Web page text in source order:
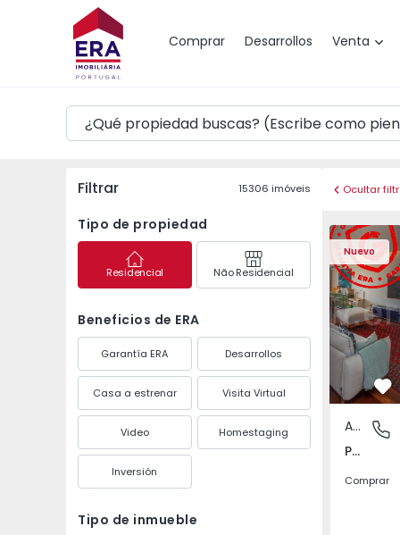
Comprar Desarrollos Venta
Mapa
Filtrar 15306 imóveis
Tipo de propiedad
Residencial Não Residencial
Beneficios de ERA
Garantía ERA Desarrollos
Casa a estrenar Visita Virtual
Video Homestaging
Inversión
Tipo de inmueble
Ocultar
Nuevo
Apartamento T3
Póvoa
Apartamento
Póvoa de Varzim, Beiriz e Argivai, Porto
Comprar